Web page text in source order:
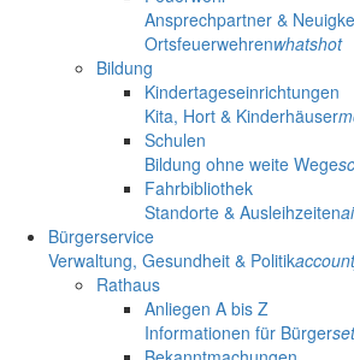
Ansprechpartner &
Ortsfeuerwehrenwhatshot
Bildung
Kindertageseinrichtungen
Kita, Hort & Kinderhäuser
Schulen
Bildung ohne weite Wege
Fahrbibliothek
Standorte & Ausleihzeiten
Bürgerservice
Verwaltung, Gesundheit & Politik
Rathaus
Anliegen A bis Z
Informationen für Bürger